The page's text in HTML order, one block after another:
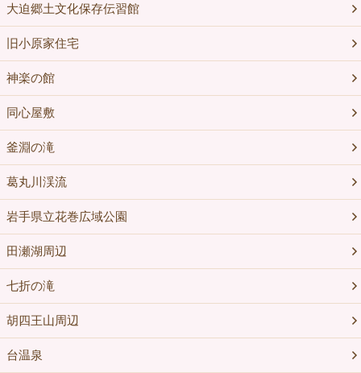
大迫郷土文化保存伝習館
旧小原家住宅
神楽の館
同心屋敷
釜淵の滝
葛丸川渓流
岩手県立花巻広域公園
田瀬湖周辺
七折の滝
胡四王山周辺
台温泉